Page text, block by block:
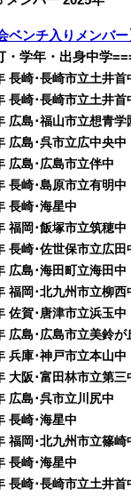
ベンチ入りメンバー
・学年・出身中学
崎･長崎市立土井首
崎･長崎市立土井首
島･福山市立想青学
島･呉市立広中央中
島･広島市立伴中
崎･島原市立有明中
崎･海星中
岡･飯塚市立筑穂中
崎･佐世保市立広田
広島･海田町立海田中
岡･北九州市立柳西
佐賀･唐津市立浜玉中
島･広島市立美鈴が
庫･神戸市立本山中
阪･富田林市立第三
島･呉市立川尻中
長崎･海星中
岡･北九州市立篠崎
長崎･海星中
崎･長崎市立土井首